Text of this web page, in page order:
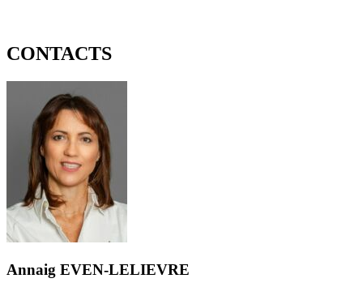
CONTACTS
Annaig EVEN-LELIEVRE